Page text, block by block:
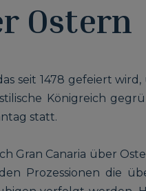
Ostern
seit 1478 gefeiert
Königreich
statt.
Gran Canaria über
Prozessionen die